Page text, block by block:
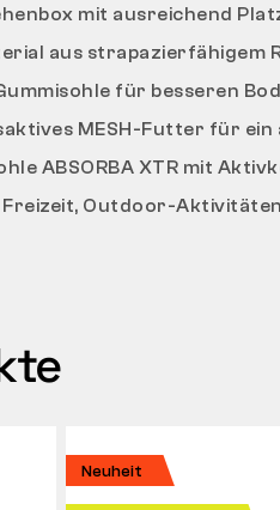
mit ausreichend
aus strapazierfähigem
für besseren
MESH-Futter für ein
ABSORBA XTR mit
Outdoor-Aktivitäten
Neuheit